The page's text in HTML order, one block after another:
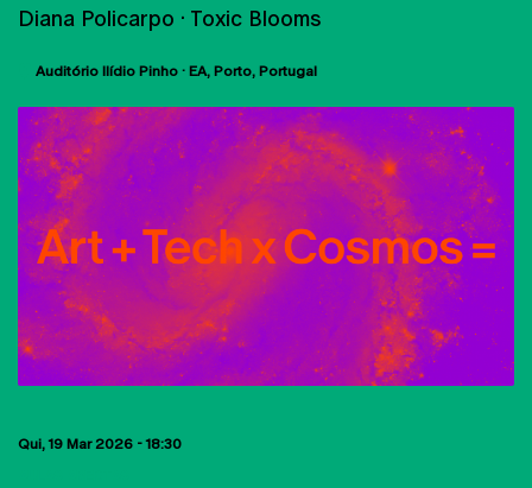
Diana Policarpo · Toxic Blooms
Auditório Ilídio Pinho · EA Porto Portugal
Qui, 19 Mar 2026 - 18:30